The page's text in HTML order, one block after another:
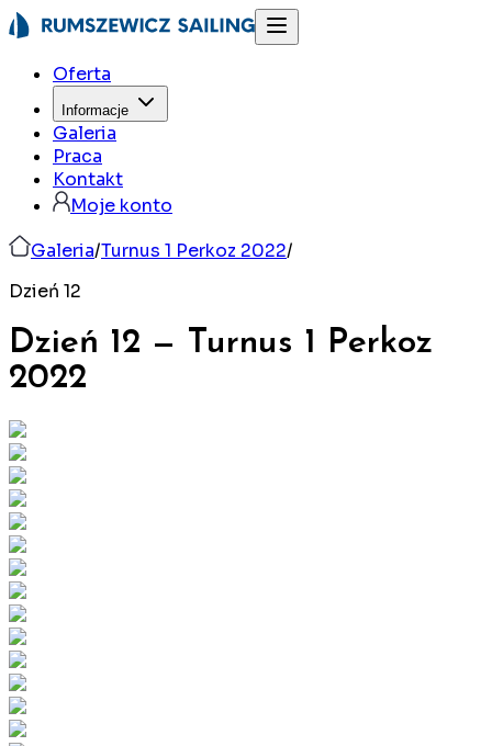
Oferta
Informacje
Galeria
Praca
Kontakt
Moje konto
Galeria/Turnus 1 Perkoz 2022/
Dzień 12
Dzień 12 —
Turnus 1 Perkoz
2022